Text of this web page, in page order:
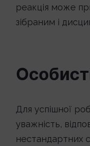
реакція може
зібраним і
Для успішної
уважність,
нестандартних